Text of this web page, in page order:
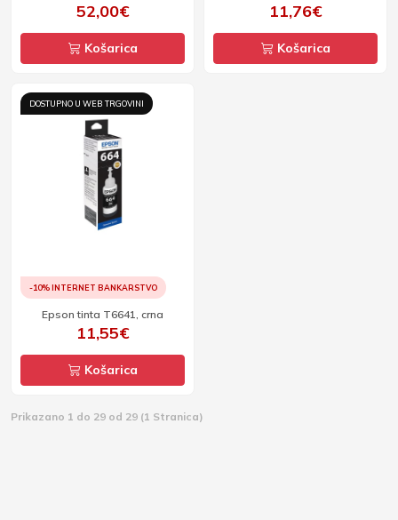
52,00€
Košarica
11,76€
Košarica
DOSTUPNO U WEB TRGOVINI
-10% INTERNET BANKARSTVO
Epson tinta T6641, crna
11,55€
Košarica
Prikazano 1 do 29 od 29 (1 Stranica)